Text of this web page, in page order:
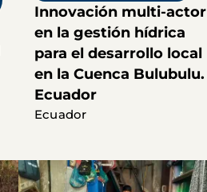
Innovación multi-actor
en la gestión hídrica
para el desarrollo local
en la Cuenca Bulubulu.
Ecuador
Ecuador